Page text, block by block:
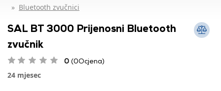
Bluetooth zvučnici
SAL BT 3000 Prijenosni Bluetooth
zvučnik
0 (0Ocjena)
24 mjesec